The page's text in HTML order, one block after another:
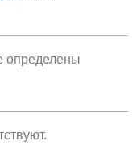
определены